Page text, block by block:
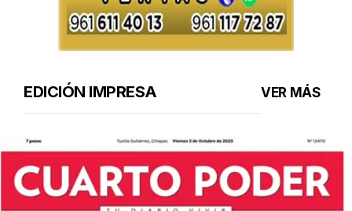
EDICIÓN IMPRESA VER MÁS